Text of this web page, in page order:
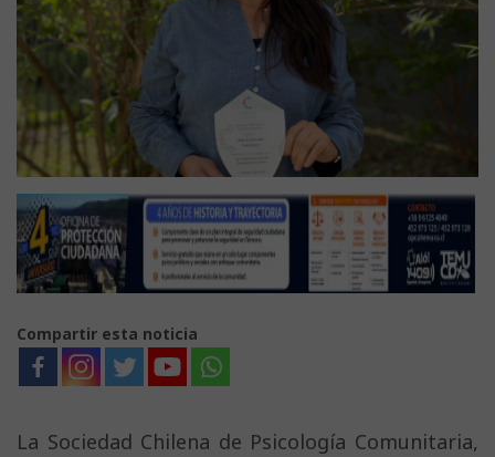
Compartir esta noticia
La Sociedad Chilena de Psicología Comunitaria,